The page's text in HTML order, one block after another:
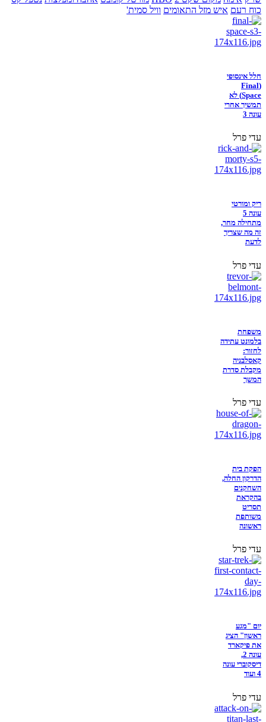
כוח רעם איש מזל התאומים וויל סמית'
חלל אינסופי
(Final
Space) לא
תמשיך אחרי
עונה 3
עדי פרל
ריק ומורטי
עונה 5
מתחילה מחר,
זה מה שצריך
לדעת
עדי פרל
משפחת
בלמונט עתידה
לחזור:
קאסלבניה
מקבלת סדרת
המשך
עדי פרל
הפקת בית
הדרקון החלה,
השחקנים
בהקראת
תסריט
משותפת
ראשונה
עדי פרל
יום "מגע
ראשון" הציג
את פיקארד
עונה 2,
דיסקוברי עונה
4 ועוד
עדי פרל